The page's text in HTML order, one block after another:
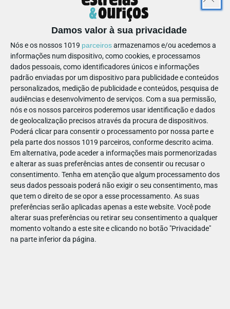
Damos valor à sua privacidade
Nós e os nossos 1019 parceirosarmazenamos e/ou acedemos a
informações num dispositivo, como cookies, e processamos
dados pessoais, como identificadores únicos e informações
padrão enviadas por um dispositivo para publicidade e conteúdos
personalizados, medição de publicidade e conteúdos, pesquisa de
audiências e desenvolvimento de serviços. Com a sua permissão,
nós e os nossos parceiros poderemos usar identificação e dados
de geolocalização precisos através da procura de dispositivos.
Poderá clicar para consentir o processamento por nossa parte e
pela parte dos nossos 1019 parceiros, conforme descrito acima.
Em alternativa, pode aceder a informações mais pormenorizadas
e alterar as suas preferências antes de consentir ou recusar o
consentimento. Tenha em atenção que algum processamento dos
seus dados pessoais poderá não exigir o seu consentimento, mas
que tem o direito de se opor a esse processamento. As suas
preferências serão aplicadas apenas a este website. Você pode
alterar suas preferências ou retirar seu consentimento a qualquer
momento voltando a este site e clicando no botão "Privacidade"
na parte inferior da página.
totalmente personalizável e feita à medida do
, com atividades ou decorações capazes de
surpreender, animador dedicado, lanches variados, entre
muitas outras opções.
Peça a todos para levarem meias antiderrapantes, para
brincarem à vontade emtrampolins, escape mine,
arborismo, air bungee, escorregas, piscinas de bolas
gigantes, rampas de snow tubing e muito, muito mais!